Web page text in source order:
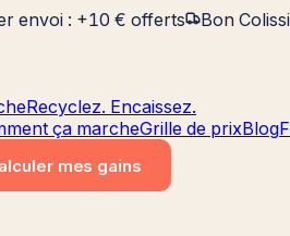
envoi : +10 € offerts Bon
Recyclez. Encaissez.
ça marcheGrille de prixBlog
mes gains